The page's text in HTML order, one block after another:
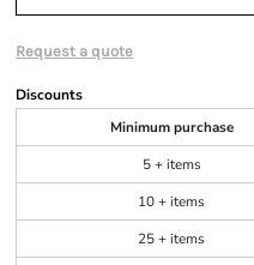
Request a quote
Discounts
Minimum purchase
5 + items
10 + items
25 + items